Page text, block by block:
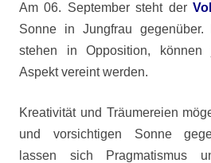
Am 06. September steht der
Sonne in Jungfrau
stehen in Opposition, können
Aspekt vereint werden.
Kreativität und Träumereien
und vorsichtigen Sonne
lassen sich Pragmatismus